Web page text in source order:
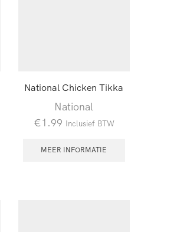
National Chicken Tikka
National
€1.99 Inclusief BTW
MEER INFORMATIE